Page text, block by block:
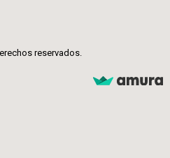
reservados.